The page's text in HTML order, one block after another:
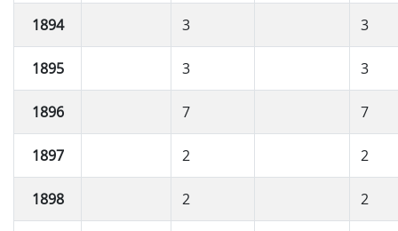
1894 3 3
1895 3 3
1896 7 7
1897 2 2
1898 2 2